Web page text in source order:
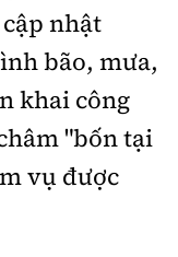
nhật
bão, mưa,
khai công
"bốn tại
vụ được